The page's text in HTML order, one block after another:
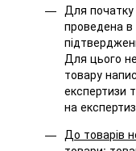
Для початку
проведена в
Для цього
товару
експертизи
на
До товарів